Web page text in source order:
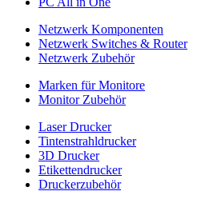
Netzwerk Komponenten
Netzwerk Switches & Router
Netzwerk Zubehör
Marken für Monitore
Monitor Zubehör
Laser Drucker
Tintenstrahldrucker
3D Drucker
Etikettendrucker
Druckerzubehör